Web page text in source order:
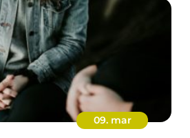
09. mar